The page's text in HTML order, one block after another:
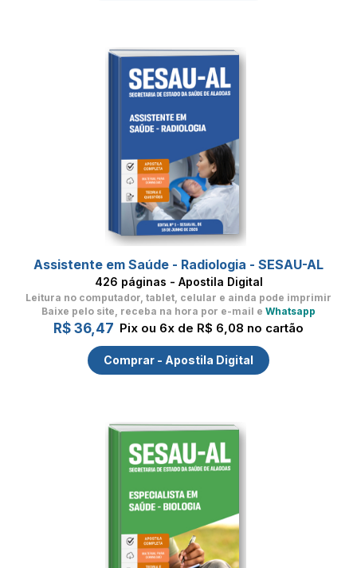
Assistente em Saúde - Radiologia - SESAU-AL
426 páginas - Apostila Digital
Leitura no computador, tablet, celular e ainda pode imprimir
Baixe pelo site, receba na hora por e-mail e Whatsapp
R$ 36,47 Pix ou 6x de R$ 6,08 no cartão
Comprar - Apostila Digital